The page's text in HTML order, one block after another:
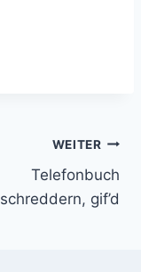
WEITER
Telefonbuch
schreddern, gif’d